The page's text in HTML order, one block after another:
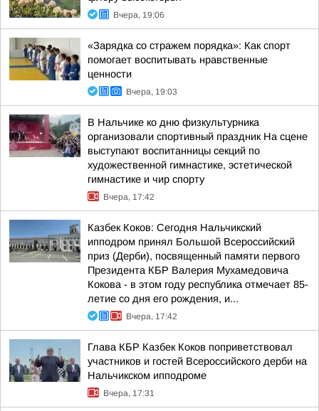
Вчера, 19:06
«Зарядка со стражем порядка»: Как спорт
помогает воспитывать нравственные
ценности
Вчера, 19:03
В Нальчике ко дню физкультурника
организовали спортивный праздник На сцене
выступают воспитанницы секций по
художественной гимнастике, эстетической
гимнастике и чир спорту
Вчера, 17:42
Казбек Коков: Сегодня Нальчикский
ипподром принял Большой Всероссийский
приз (Дерби), посвященный памяти первого
Президента КБР Валерия Мухамедовича
Кокова - в этом году республика отмечает 85-
летие со дня его рождения, и...
Вчера, 17:42
Глава КБР Казбек Коков поприветствовал
участников и гостей Всероссийского дерби на
Нальчикском ипподроме
Вчера, 17:31